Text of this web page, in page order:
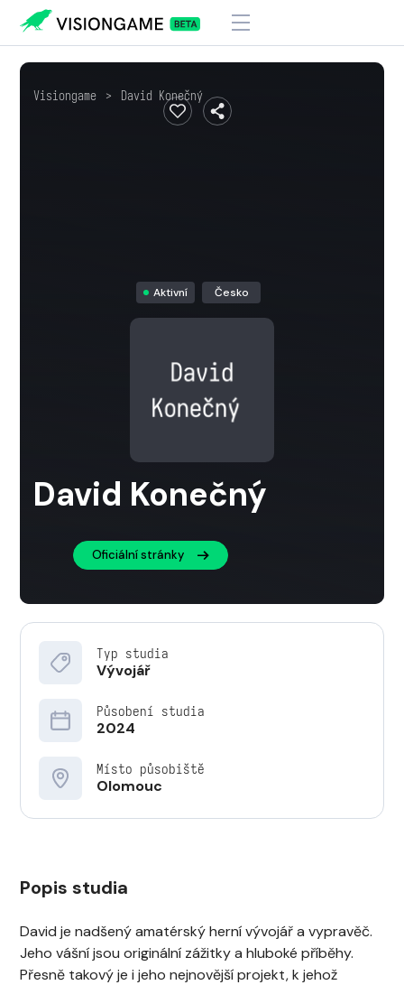
Visiongame > David Konečný
Aktivní Česko
David Konečný
Oficiální stránky
Typ studia
Vývojář
Působení studia
2024
Místo působiště
Olomouc
Popis studia
David je nadšený amatérský herní vývojář a vypravěč.
Jeho vášní jsou originální zážitky a hluboké příběhy.
Přesně takový je i jeho nejnovější projekt, k jehož